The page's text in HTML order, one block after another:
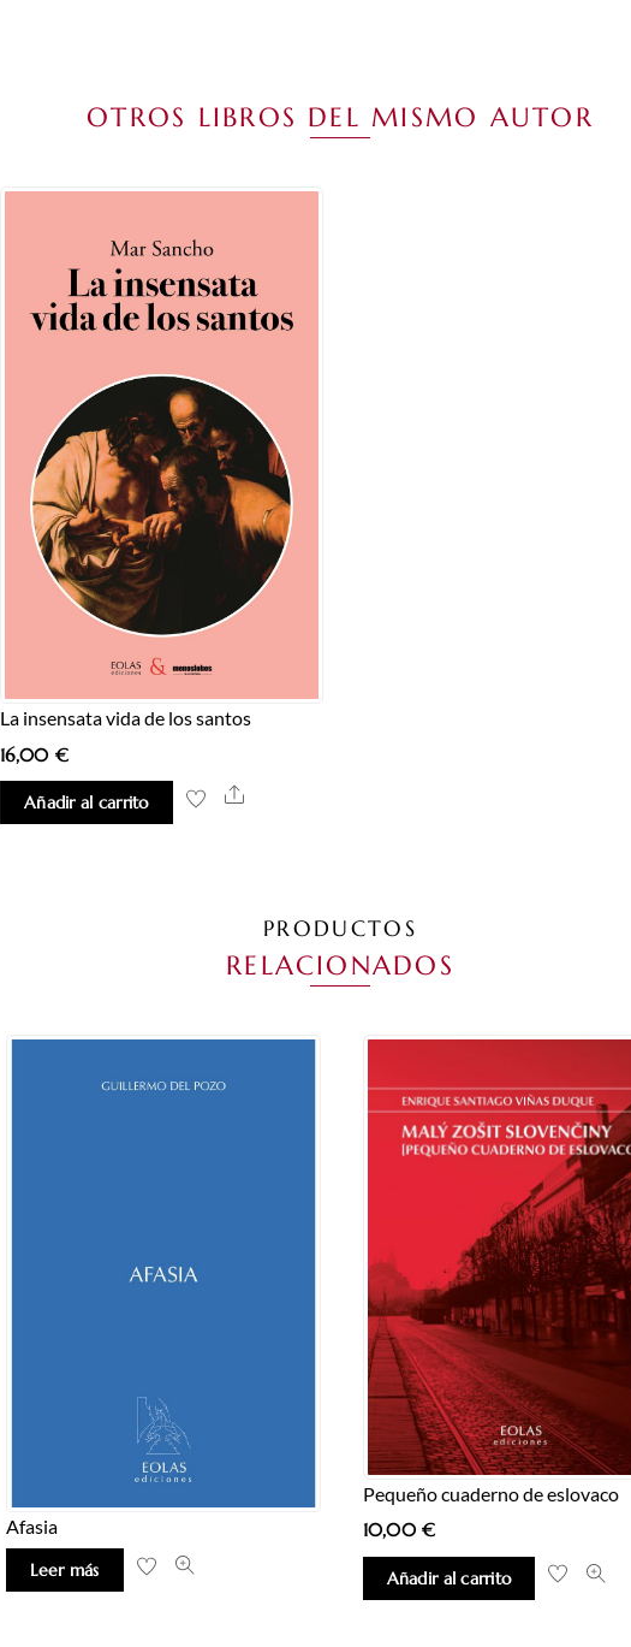
OTROS LIBROS DEL MISMO AUTOR
La insensata vida de los santos
16,00 €
Añadir al carrito Share
PRODUCTOS
RELACIONADOS
Afasia
Leer más
Pequeño cuaderno de eslovaco
10,00€
Añadir al carrito